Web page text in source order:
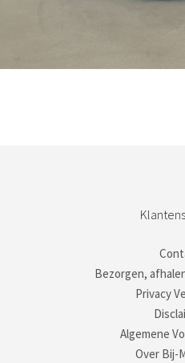
Bezorgen,
Privacy
Algemene
Over Bij-